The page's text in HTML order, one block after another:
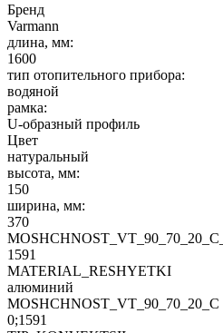
Бренд
Varmann
длина, мм:
1600
тип отопительного прибора:
водяной
рамка:
U-образный профиль
Цвет
натуральный
высота, мм:
150
ширина, мм:
370
1591
MATERIAL_RESHYETKI
алюминий
MOSHCHNOST_VT_90_70_20_C
0;1591